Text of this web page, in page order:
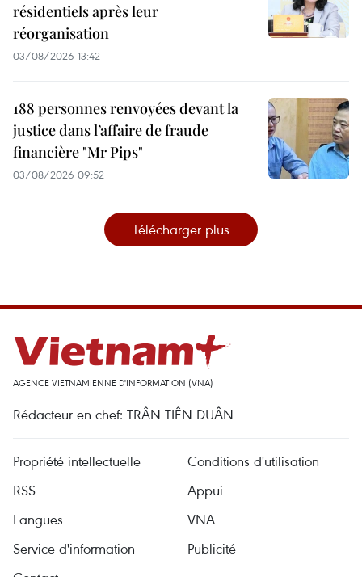
résidentiels après leur
réorganisation
03/08/2026 13:42
188 personnes renvoyées devant la
justice dans l’affaire de fraude
financière "Mr Pips"
03/08/2026 09:52
Télécharger plus
AGENCE VIETNAMIENNE D'INFORMATION (VNA)
Rédacteur en chef: TRÂN TIÊN DUÂN
Propriété intellectuelle
Conditions d'utilisation
RSS
Appui
Langues
VNA
Service d'information
Publicité